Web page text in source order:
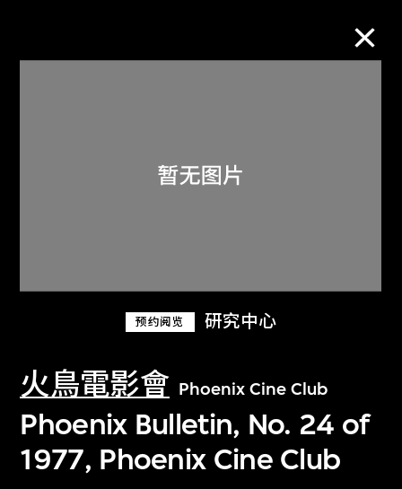
预约阅览 研究中心
火鳥電影會 Phoenix Cine Club
Phoenix Bulletin, No. 24 of
1977, Phoenix Cine Club
关于M+藏品
探索世界顶级的二十及二十一世纪视觉
文化藏品。